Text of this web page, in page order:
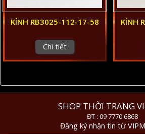
KÍNH RB3025-112-17-58
Chi tiết
KÍNH
SHOP THỜI TRANG
ĐT : 09 7770 6868
Đăng ký nhận tin từ